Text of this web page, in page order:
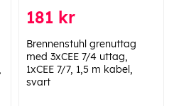
181 kr
Brennenstuhl grenuttag
med 3xCEE 7/4 uttag,
1xCEE 7/7, 1,5 m kabel,
svart